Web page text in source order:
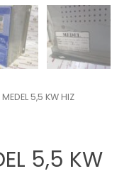
5,5 KW HIZ
5,5 KW